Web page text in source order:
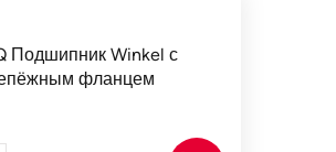
Подшипник Winkel с
фланцем